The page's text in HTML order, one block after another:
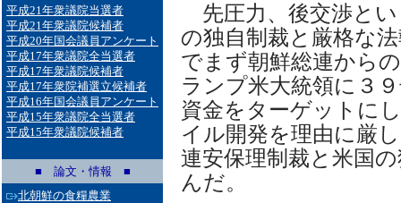
平成21年衆議院当選者
平成21年衆議院候補者
平成20年国会議員アンケート
平成17年衆議院全当選者
平成17年衆議院候補者
平成17年衆院補選立候補者
平成16年国会議員アンケート
平成15年衆議院全当選者
平成15年衆議院候補者
■ 論文・情報 ■
北朝鮮の食糧農業
先圧力、後交渉とい
の独自制裁と厳格な
でまず朝鮮総連から
ランプ米大統領に３
資金をターゲットに
イル開発を理由に厳
連安保理制裁と米国
んだ。